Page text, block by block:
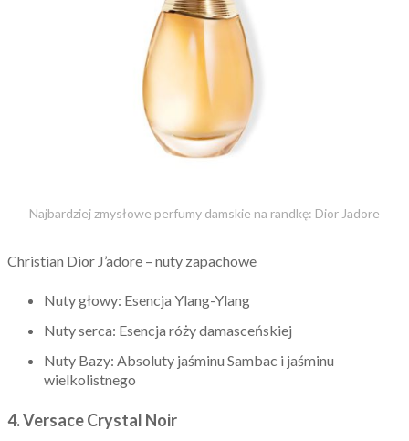
Najbardziej zmysłowe perfumy damskie na randkę: Dior Jadore
Christian Dior J’adore – nuty zapachowe
Nuty głowy: Esencja Ylang-Ylang
Nuty serca: Esencja róży damasceńskiej
Nuty Bazy: Absoluty jaśminu Sambac i jaśminu
wielkolistnego
4. Versace Crystal Noir